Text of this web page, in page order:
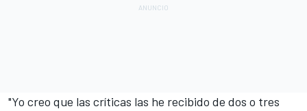
"Yo creo que las críticas las he recibido de dos o tres